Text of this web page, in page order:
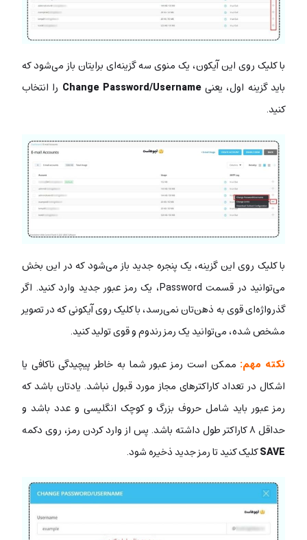
با کلیک روی این آیکون، یک منوی سه‌ گزینه‌ای برایتان باز می‌شود که
باید گزینه اول، یعنیChange Password/Username را انتخاب
کنید.
با کلیک روی این گزینه، یک پنجره جدید باز می‌شود که در این بخش
می‌توانید در قسمت Password، یک رمز عبور جدید وارد کنید. اگر
گذرواژه‌ای قوی به ذهن‌تان نمی‌رسد، با کلیک روی آیکونی که در تصویر
مشخص شده، می‌توانید یک رمز رندوم و قوی تولید کنید.
نکته مهم: ممکن است رمز عبور شما به خاطر پیچیدگی ناکافی یا
اشکال در تعداد کاراکترهای مجاز مورد قبول نباشد. یادتان باشد که
رمز عبور باید شامل حروف بزرگ و کوچک انگلیسی و عدد باشد و
حداقل ۸ کاراکتر طول داشته باشد. پس از وارد کردن رمز، روی دکمه
SAVEکلیک کنید تا رمز جدید ذخیره شود.